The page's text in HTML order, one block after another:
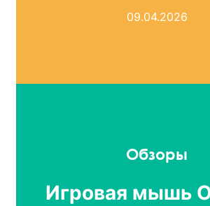
09.04.2026
Обзоры
Игровая мышь